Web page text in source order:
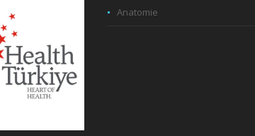
Anatomie